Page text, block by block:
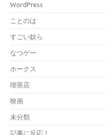
WordPress
ことのは
すごい奴ら
なつゲー
ホークス
喫茶店
映画
未分類
記事に反応！